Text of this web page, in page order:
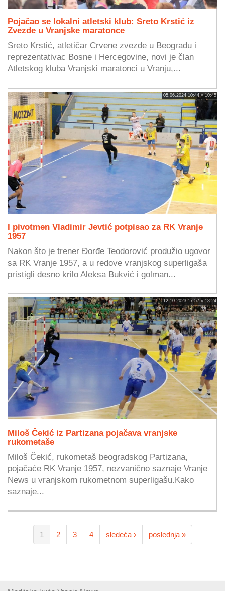
Pojačao se lokalni atletski klub: Sreto Krstić iz
Zvezde u Vranjske maratonce
Sreto Krstić, atletičar Crvene zvezde u Beogradu i
reprezentativac Bosne i Hercegovine, novi je član
Atletskog kluba Vranjski maratonci u Vranju,...
05.06.2024 10:44 » 10:45
I pivotmen Vladimir Jevtić potpisao za RK Vranje
1957
Nakon što je trener Đorđe Teodorović produžio ugovor
sa RK Vranje 1957, a u redove vranjskog superligaša
pristigli desno krilo Aleksa Bukvić i golman...
12.10.2023 17:57 » 18:24
Miloš Čekić iz Partizana pojačava vranjske
rukometaše
Miloš Čekić, rukometaš beogradskog Partizana,
pojačaće RK Vranje 1957, nezvanično saznaje Vranje
News u vranjskom rukometnom superligašu.Kako
saznaje...
1 2 3 4 sledeća › poslednja »